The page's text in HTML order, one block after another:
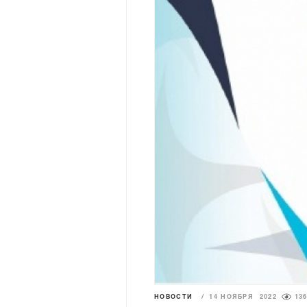
НОВОСТИ / 14 НОЯБРЯ 2022